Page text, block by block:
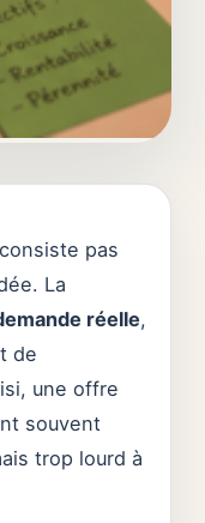
pas
La
réelle,
de
une offre
souvent
trop lourd à